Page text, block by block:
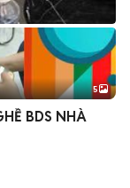
5
BDS NHÀ